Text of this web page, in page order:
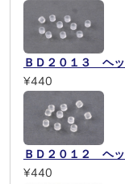
ＢＤ２０１３ ヘ
¥440
ＢＤ２０１２ ヘ
¥440